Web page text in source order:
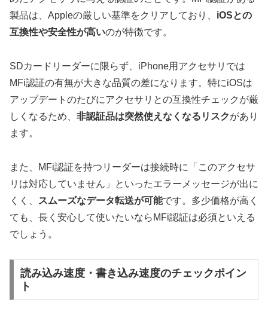
製品は、Appleの厳しい基準をクリアしており、 iOSとの
互換性や安全性が高いのが特徴です。
SDカードリーダーに限らず、iPhone用アクセサリでは
MFi認証の有無が大きな品質の差になります。特にiOSは
アップデートのたびにアクセサリとの互換性チェックが厳
しくなるため、 非認証品は突然使えなくなるリスクがあり
ます。
また、MFi認証を持つリーダーは接続時に「このアクセサ
リは対応していません」といったエラーメッセージが出に
くく、
スムーズなデータ転送が可能です。多少価格が高く
ても、長く安心して使いたいならMFi認証は必須といえる
でしょう。
読み込み速度・書き込み速度のチェックポイン
ト